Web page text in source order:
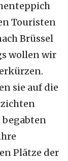
Touristen
Brüssel
wollen wir
sie auf die
Plätze der